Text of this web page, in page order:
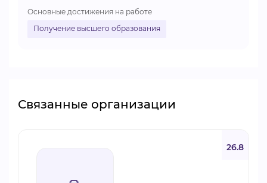
Основные достижения на работе
Получение высшего образования
Связанные организации
26.8